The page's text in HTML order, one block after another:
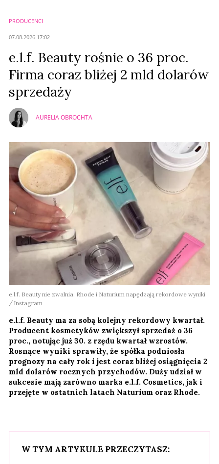
PRODUCENCI
07.08.2026 17:02
e.l.f. Beauty rośnie o 36 proc.
Firma coraz bliżej 2 mld dolarów
sprzedaży
AURELIA OBROCHTA
e.l.f. Beauty nie zwalnia. Rhode i Naturium napędzają rekordowe wyniki
Instagram
e.l.f. Beauty ma za sobą kolejny rekordowy kwartał.
Producent kosmetyków zwiększył sprzedaż o 36
proc., notując już 30. z rzędu kwartał wzrostów.
Rosnące wyniki sprawiły, że spółka podniosła
prognozy na cały rok i jest coraz bliżej osiągnięcia 2
mld dolarów rocznych przychodów. Duży udział w
sukcesie mają zarówno marka e.l.f. Cosmetics, jak i
przejęte w ostatnich latach Naturium oraz Rhode.
W TYM ARTYKULE PRZECZYTASZ: